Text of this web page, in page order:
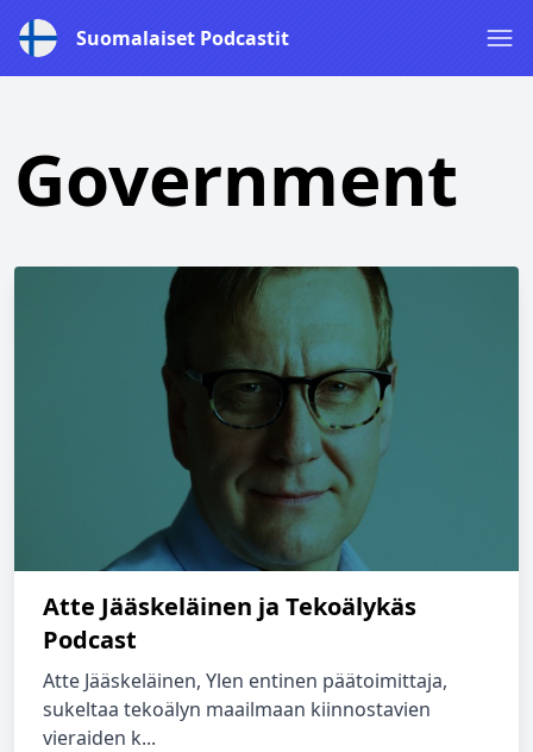
Suomalaiset Podcastit
Government
Atte Jääskeläinen ja Tekoälykäs
Podcast
Atte Jääskeläinen, Ylen entinen päätoimittaja,
sukeltaa tekoälyn maailmaan kiinnostavien
vieraiden k...